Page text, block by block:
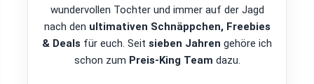
wundervollen Tochter und immer auf der Jagd
nach den ultimativen Schnäppchen, Freebies
& Deals für euch. Seit sieben Jahren gehöre ich
schon zum Preis-King Team dazu.